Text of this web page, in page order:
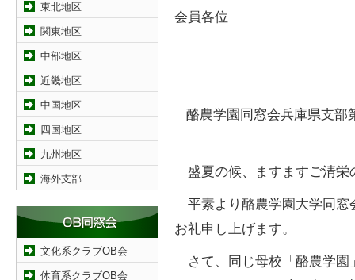
東北地区
関東地区
中部地区
近畿地区
中国地区
四国地区
九州地区
海外支部
文化系クラブOB会
体育系クラブOB会
会員各位
酪農学園同窓会兵庫県支部
盛夏の候、ますますご清栄
平素より酪農学園大学同窓
お礼申し上げます。
さて、同じ母校「酪農学園